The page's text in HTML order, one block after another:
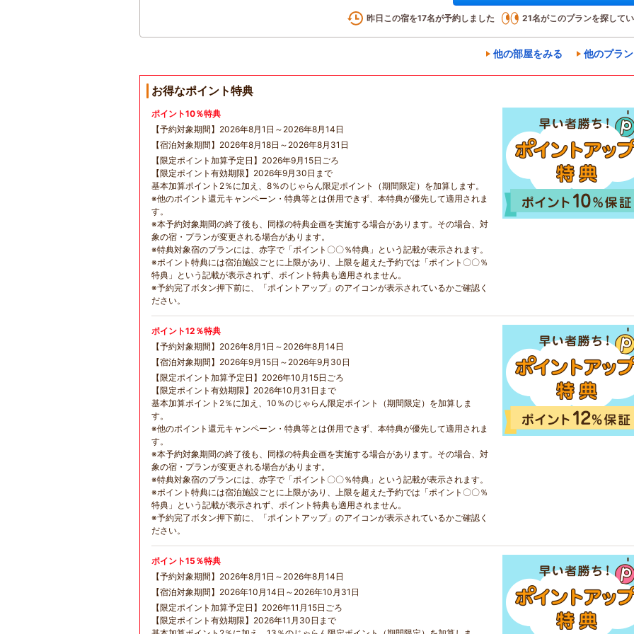
昨日この宿を17名が予約しました 21名がこのプランを探して
他の部屋をみる 他のプラ
お得なポイント特典
ポイント10％特典
【予約対象期間】2026年8月1日～2026年8月14日
【宿泊対象期間】2026年8月18日～2026年8月31日
【限定ポイント加算予定日】2026年9月15日ごろ
【限定ポイント有効期限】2026年9月30日まで
基本加算ポイント2％に加え、8％のじゃらん限定ポイント（期間限定）を加算します。
※他のポイント還元キャンペーン・特典等とは併用できず、本特典が優先して適用されま
す。
※本予約対象期間の終了後も、同様の特典企画を実施する場合があります。その場合、対
象の宿・プランが変更される場合があります。
※特典対象宿のプランには、赤字で「ポイント〇〇％特典」という記載が表示されます。
※ポイント特典には宿泊施設ごとに上限があり、上限を超えた予約では「ポイント〇〇％
特典」という記載が表示されず、ポイント特典も適用されません。
※予約完了ボタン押下前に、「ポイントアップ」のアイコンが表示されているかご確認く
ださい。
ポイント12％特典
【予約対象期間】2026年8月1日～2026年8月14日
【宿泊対象期間】2026年9月15日～2026年9月30日
【限定ポイント加算予定日】2026年10月15日ごろ
【限定ポイント有効期限】2026年10月31日まで
基本加算ポイント2％に加え、10％のじゃらん限定ポイント（期間限定）を加算しま
す。
※他のポイント還元キャンペーン・特典等とは併用できず、本特典が優先して適用されま
す。
※本予約対象期間の終了後も、同様の特典企画を実施する場合があります。その場合、対
象の宿・プランが変更される場合があります。
※特典対象宿のプランには、赤字で「ポイント〇〇％特典」という記載が表示されます。
※ポイント特典には宿泊施設ごとに上限があり、上限を超えた予約では「ポイント〇〇％
特典」という記載が表示されず、ポイント特典も適用されません。
※予約完了ボタン押下前に、「ポイントアップ」のアイコンが表示されているかご確認く
ださい。
ポイント15％特典
【予約対象期間】2026年8月1日～2026年8月14日
【宿泊対象期間】2026年10月14日～2026年10月31日
【限定ポイント加算予定日】2026年11月15日ごろ
【限定ポイント有効期限】2026年11月30日まで